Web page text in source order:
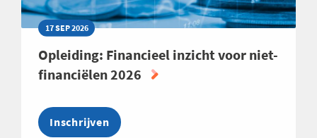
17 SEP 2026
Opleiding: Financieel inzicht voor niet-
financiëlen 2026
Inschrijven